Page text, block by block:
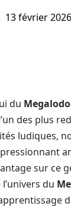
13 février 2026
du
des plus
ludiques,
sur ce
du